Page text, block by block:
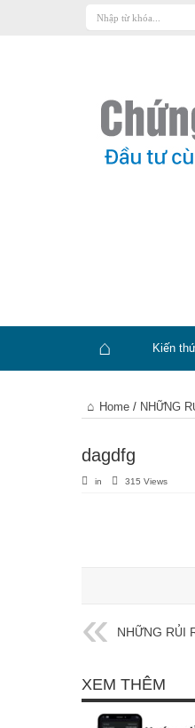
Kiến thức chứng khoán
Kinh nghiệm đầu tư
Tin tức – báo cáo phân tích
Trang
chủ
Kiến
Home / NHỮNG
dagdfg
in 315 Views
NHỮNG RỦI
XEM THÊM